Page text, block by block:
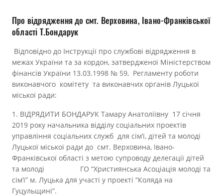
Про відрядження до смт. Верховина, Івано-Франківської
області Т.Бондарук
Відповідно до Інструкції про службові відрядження в
межах України та за кордон, затвердженої Міністерством
фінансів України 13.03.1998 № 59, Регламенту роботи
виконавчого комітету та виконавчих органів Луцької
міської ради:
1. ВІДРЯДИТИ БОНДАРУК Тамару Анатоліївну 17 січня
2019 року начальника відділу соціальних проектів
управління соціальних служб для сім’ї, дітей та молоді
Луцької міської ради до смт. Верховина, Івано-
Франківської області з метою супроводу делегації дітей
та молоді ГО “Християнська Асоціація молоді та
сім’ї” м. Луцька для участі у проекті “Коляда на
Гуцульщині”.